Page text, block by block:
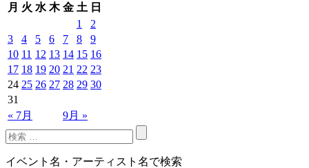
月 火 水 木 金 土 日
« 7月 9月 »
1
2
3
4 5 6 7 8
9
10 11 12 13 14 15 16
17 18 19 20 21 22 23
24 25 26 27 28 29 30
31
イベント名・アーティスト名で検索